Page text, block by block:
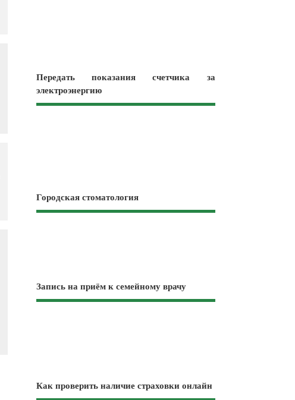
Передать показания счетчика за
электроэнергию
Городская стоматология
Запись на приём к семейному врачу
Как проверить наличие страховки онлайн